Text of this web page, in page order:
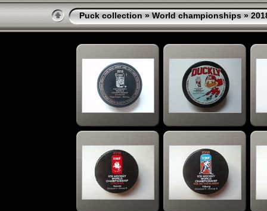
Puck collection » World championships »